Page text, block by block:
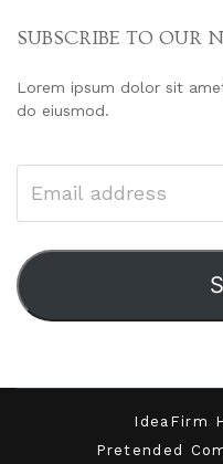
SUBSCRIBE TO OUR
Lorem ipsum dolor sit
do eiusmod.
IdeaFirm
Pretended